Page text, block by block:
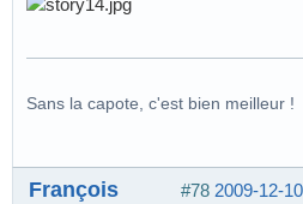
Sans la capote, c'est bien meilleur !
#78 2009-12-
François